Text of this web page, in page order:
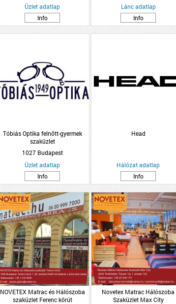
Üzlet adatlap
Info
Lánc adatlap
Info
Tóbiás Optika felnőtt-gyermek
szaküzlet
1027 Budapest
Üzlet adatlap
Info
Head
Hálózat adatlap
Info
NOVETEX Matrac és Hálószoba
szaküzlet Ferenc körút
Novetex Matrac Hálószoba
Szaküzlet Max City